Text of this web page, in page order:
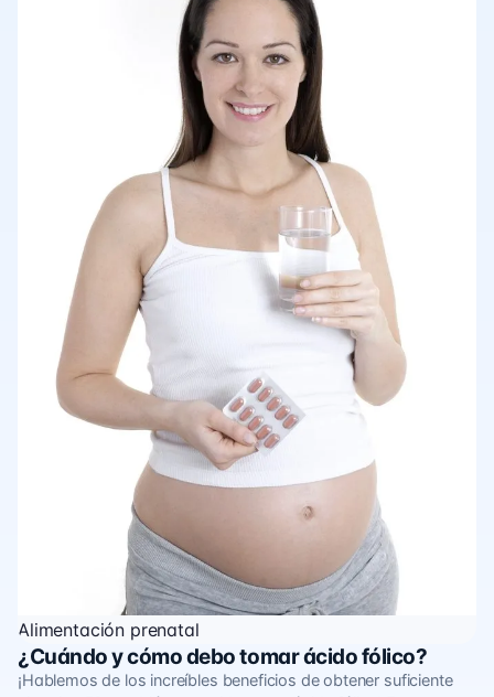
Alimentación prenatal
¿Cuándo y cómo debo tomar ácido fólico?
¡Hablemos de los increíbles beneficios de obtener suficiente